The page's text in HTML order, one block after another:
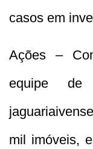
casos em
Ações –
equipe de
mil imóveis,